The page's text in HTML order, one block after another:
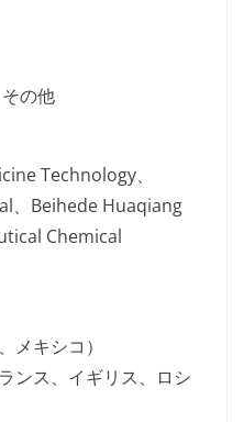
の他
Technology、
、Beihede Huaqiang
Chemical
メキシコ）
ンス、イギリス、ロシ